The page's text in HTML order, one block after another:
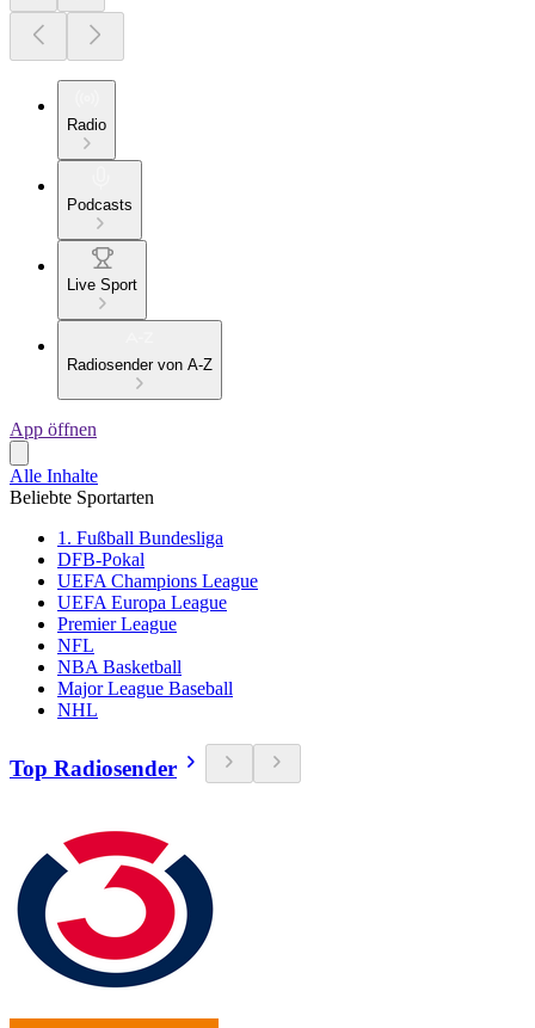
Radio
Podcasts
Live Sport
Radiosender von A-Z
App öffnen
Alle Inhalte
Beliebte Sportarten
1. Fußball Bundesliga
DFB-Pokal
UEFA Champions League
UEFA Europa League
Premier League
NFL
NBA Basketball
Major League Baseball
NHL
Top Radiosender